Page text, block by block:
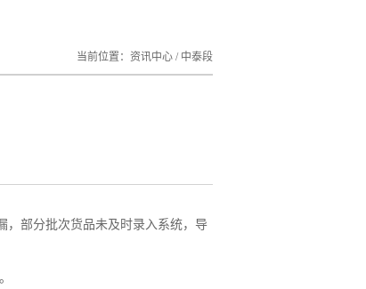
当前位置： 资讯中心 / 中泰段
部分批次货品未及时录入系统，导